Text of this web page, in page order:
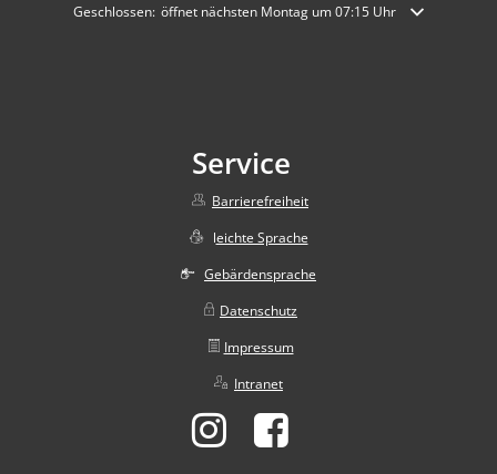
Klicken, um weitere Öffnungs- oder Schließzeiten auszublenden
Geschlossen: öffnet nächsten Montag um 07:15 Uhr
Service
Barrierefreiheit
leichte Sprache
Gebärdensprache
Datenschutz
Impressum
Intranet